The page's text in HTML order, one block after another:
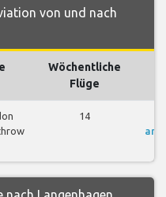
von und nach
Wöchentliche
Flüge
14